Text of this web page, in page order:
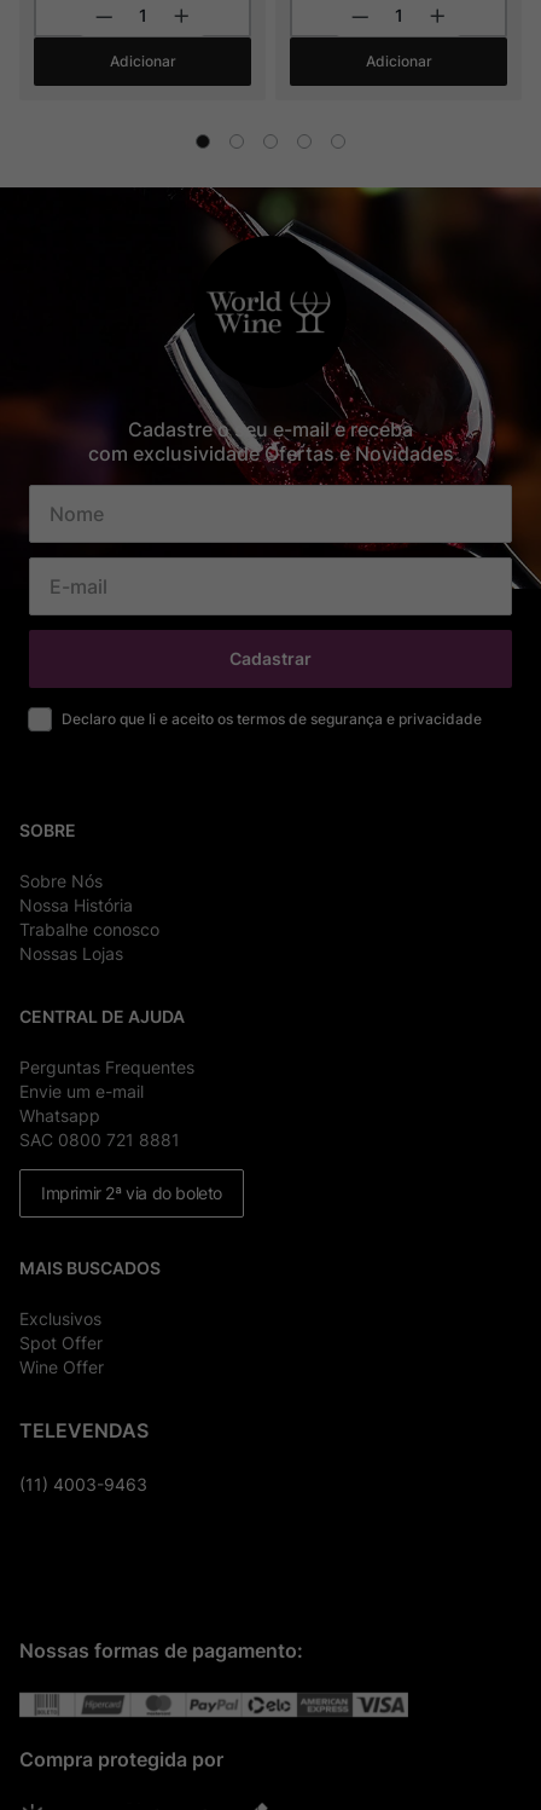
Adicionar Adicionar
Cadastre o seu e-mail e receba
com exclusividade Ofertas e Novidades
Cadastrar
Declaro que li e aceito os termos de segurança e privacidade
SOBRE
Sobre Nós
Nossa História
Trabalhe conosco
Nossas Lojas
CENTRAL DE AJUDA
Perguntas Frequentes
Envie um e-mail
Whatsapp
SAC 0800 721 8881
Imprimir 2ª via do boleto
MAIS BUSCADOS
Exclusivos
Spot Offer
Wine Offer
TELEVENDAS
(11) 4003-9463
Nossas formas de pagamento:
Compra protegida por